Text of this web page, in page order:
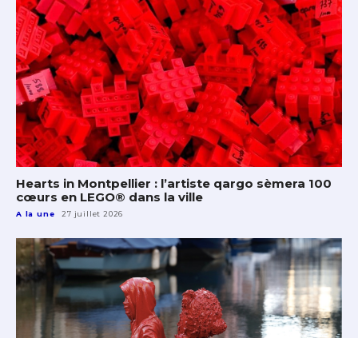
Hearts in Montpellier : l’artiste qargo sèmera 100
cœurs en LEGO® dans la ville
A la une 27 juillet 2026